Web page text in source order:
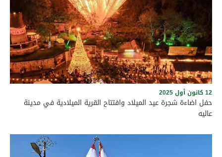
برعاية رئيس بلدية عاليه الأستاذ وجدي مراد وأعضاء المجلس البلدي،
وبحضور حشد من الفعاليات الرسمية والاجتماعية، ورؤساء البلديات
والمخاتير، والمرجعيات الروحية في قضاء عاليه، أُقيم نهار السبت
الواقع في 6 حزيران 2026 حفل إزاحة الستارة عن المنحوتة الفنية التي
قدّمها مجلس بلدية عاليه هديةً إلى بلدية شملان. وجرى الاحتفال
على الطريق العام في بلدة شملان عند الساعة الرابعة بعد الظهر،
في أجواء سادتها الألفة والمحبة والتعاون، بما يجسّد عمق العلاقات
الأخوية والتاريخية التي تجمع بين بلدتي عاليه وشملان، ويؤكد الحرص
المشترك على تعزيز الروابط الثقافية والإنمائية وترسيخ قيم التواصل
والتكامل بين أبناء المنطقة12 كانون أول 2025
حفل اضاءة شجرة عيد الميلاد وافتتاح القرية الميلادية في مدينة
عاليه